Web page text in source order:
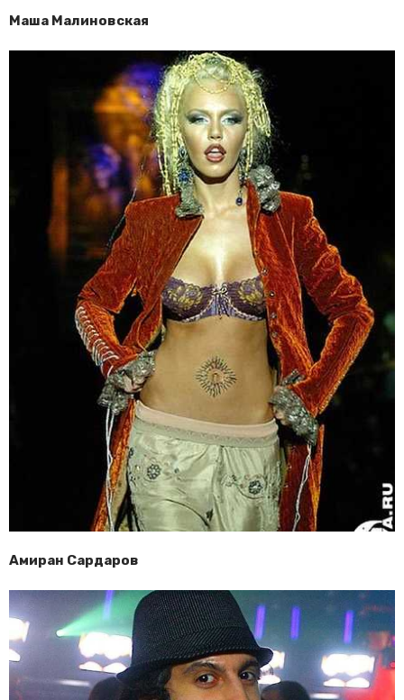
Маша Малиновская
Амиран Сардаров